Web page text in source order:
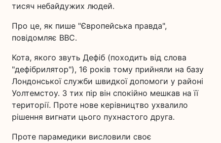
тисяч небайдужих людей.
Про це, як пише "Європейська правда",
повідомляє BBC.
Кота, якого звуть Дефіб (походить від слова
"дефібрилятор"), 16 років тому прийняли на базу
Лондонської служби швидкої допомоги у районі
Уолтемстоу. З тих пір він спокійно мешкав на її
території. Проте нове керівництво ухвалило
рішення вигнати цього пухнастого друга.
Проте парамедики висловили своє